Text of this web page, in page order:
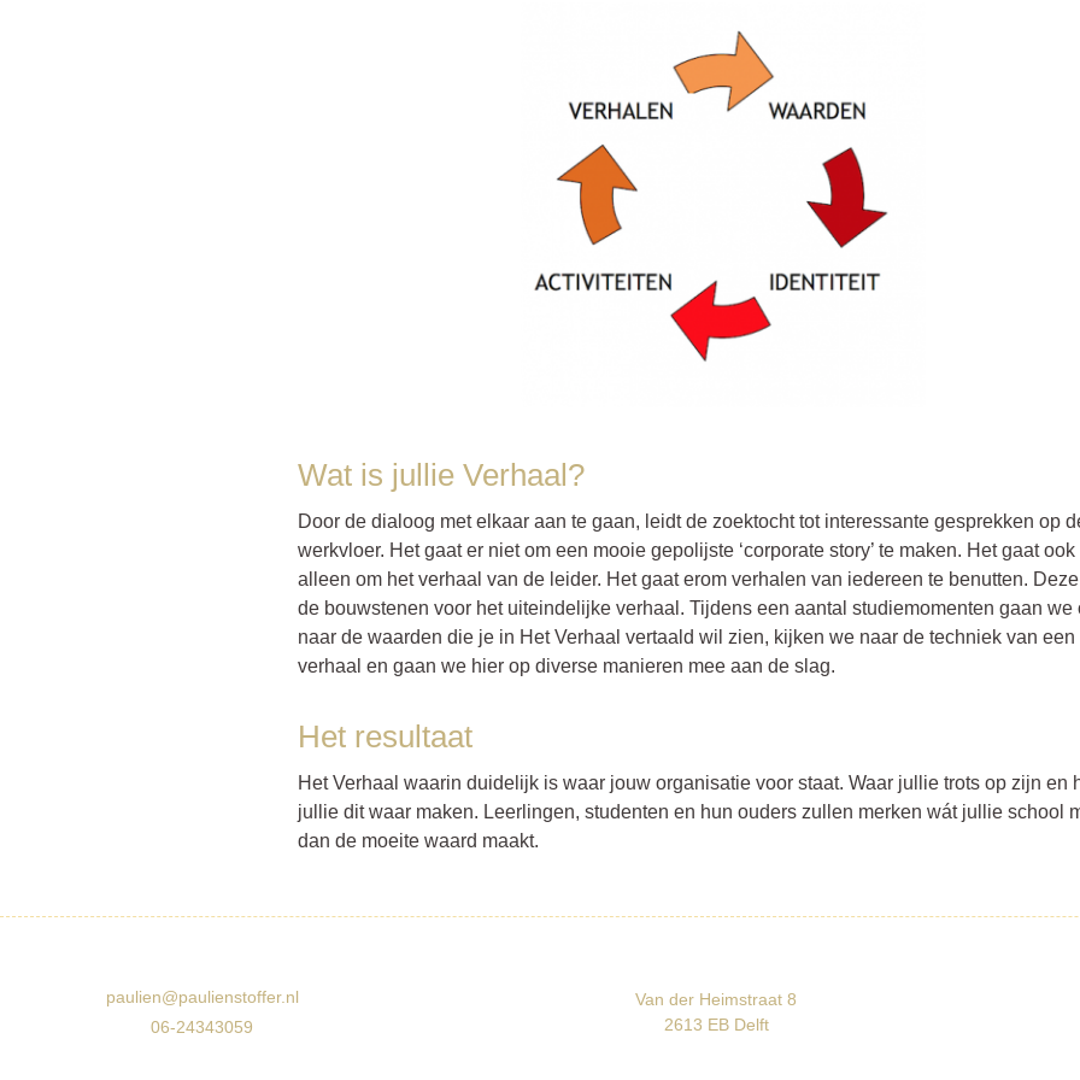
Wat is jullie Verhaal?
Door de dialoog met elkaar aan te gaan, leidt de zoektocht tot interessante gesprekken op
werkvloer. Het gaat er niet om een mooie gepolijste ‘corporate story’ te maken. Het gaat ook
alleen om het verhaal van de leider. Het gaat erom verhalen van iedereen te benutten.
de bouwstenen voor het uiteindelijke verhaal. Tijdens een aantal studiemomenten gaan we
naar de waarden die je in Het Verhaal vertaald wil zien, kijken we naar de techniek van een
verhaal en gaan we hier op diverse manieren mee aan de slag.
Het resultaat
Het Verhaal waarin duidelijk is waar jouw organisatie voor staat. Waar jullie trots op zijn en
jullie dit waar maken. Leerlingen, studenten en hun ouders zullen merken wát jullie school
dan de moeite waard maakt.
paulien@paulienstoffer.nl
06-24343059
Van der Heimstraat 8
2613 EB Delft